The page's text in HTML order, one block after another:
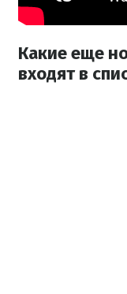
Какие еще
входят в